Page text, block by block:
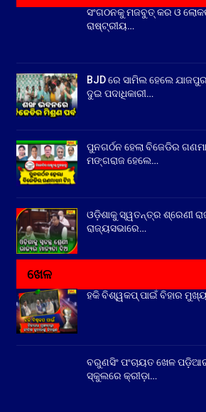
ସଂଗଠନକୁ ମଜବୁତ୍ କର ଓ
ରାଷ୍ଟ୍ରୀୟ…
BJD ରେ ସାମିଲ ହେଲେ
ଦୁଇ ପଦାଧିକାରୀ…
ପୁନଗର୍ଠନ ହେଲା ବିଜେଡିର
ମଙ୍ଗରାଜ ହେଲେ…
ଓଡ଼ିଶାକୁ ସ୍ୱତନ୍ତ୍ର ଶ୍ରେଣୀ
ରାଜ୍ୟସଭାରେ…
ଖେଳ
ହକି ବିଶ୍ୱକପ୍ ପାଇଁ ବିହାର
ବରୁଣସିଂ ପଂଚାୟତ ଖେଳ
ସ୍କୁଲରେ କ୍ରୀଡ଼ା…